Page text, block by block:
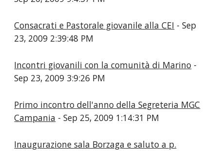
Consacrati e Pastorale giovanile alla CEI - Sep
23, 2009 2:39:48 PM
Incontri giovanili con la comunità di Marino -
Sep 23, 2009 3:9:26 PM
Primo incontro dell'anno della Segreteria MGC
Campania - Sep 25, 2009 1:14:31 PM
Inaugurazione sala Borzaga e saluto a p.